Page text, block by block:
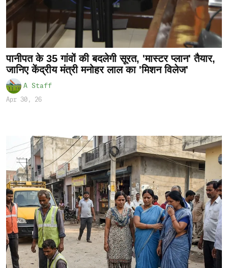
पानीपत के 35 गांवों की बदलेगी सूरत, 'मास्टर प्लान' तैयार,
जानिए केंद्रीय मंत्री मनोहर लाल का 'मिशन विलेज'
A Staff
Apr 30, 26